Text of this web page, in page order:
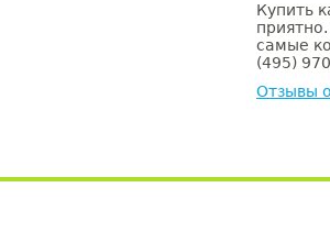
Купить
самые
(495)
Отзывы